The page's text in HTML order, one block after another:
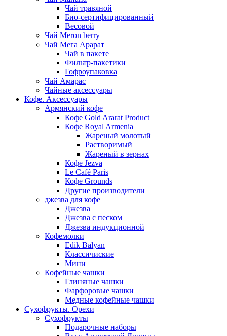
Чай травяной
Био-сертифицированный
Весовой
Чай Meron berry
Чай Мега Арарат
Чай в пакете
Фильтр-пакетики
Гофроупаковка
Чай Амарас
Чайные аксессуары
Кофе. Аксессуары
Армянский кофе
Кофе Gold Ararat Product
Кофе Royal Armenia
Жареный молотый
Растворимый
Жареный в зернах
Кофе Jezva
Le Café Paris
Кофе Grounds
Другие производители
джезва для кофе
Джезва
Джезва с песком
Джезва индукционной
Кофемолки
Edik Balyan
Классичиские
Мини
Кофейные чашки
Глиняные чашки
Фарфоровые чашки
Медные кофейные чашки
Сухофрукты. Орехи
Сухофрукты
Подарочные наборы